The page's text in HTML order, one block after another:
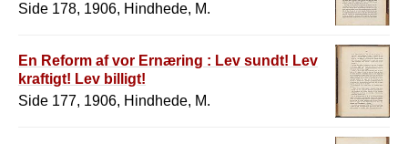
Side 178, 1906, Hindhede, M.
En Reform af vor Ernæring : Lev sundt! Lev
kraftigt! Lev billigt!
Side 177, 1906, Hindhede, M.